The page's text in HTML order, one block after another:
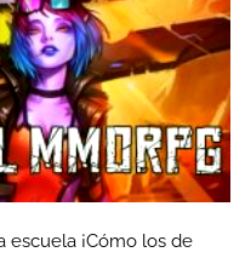
escuela ¡Cómo los de